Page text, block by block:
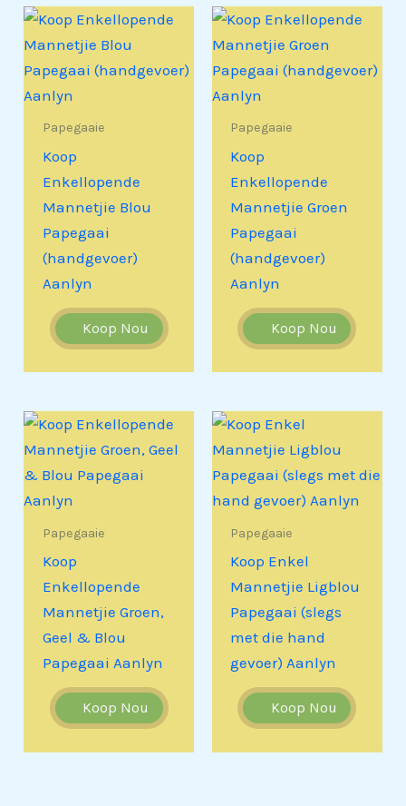
Papegaaie
Koop
Enkellopende
Mannetjie Blou
Papegaai
(handgevoer)
Aanlyn
Koop Nou
Papegaaie
Koop
Enkellopende
Mannetjie Groen
Papegaai
(handgevoer)
Aanlyn
Koop Nou
Papegaaie
Koop
Enkellopende
Mannetjie Groen,
Geel & Blou
Papegaai Aanlyn
Koop Nou
Papegaaie
Koop Enkel
Mannetjie Ligblou
Papegaai (slegs
met die hand
gevoer) Aanlyn
Koop Nou